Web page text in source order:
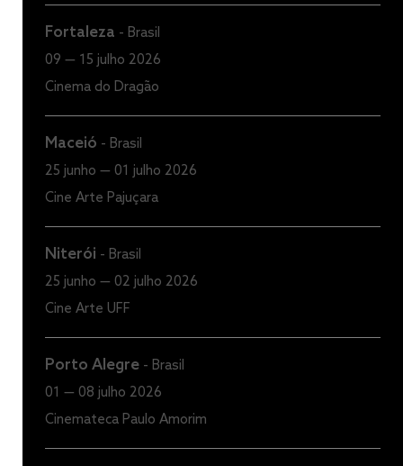
Fortaleza - Brasil
09 — 15 julho 2026
Cinema do Dragão
Maceió - Brasil
25 junho — 01 julho 2026
Cine Arte Pajuçara
Niterói - Brasil
25 junho — 02 julho 2026
Cine Arte UFF
Porto Alegre - Brasil
01 — 08 julho 2026
Cinemateca Paulo Amorim